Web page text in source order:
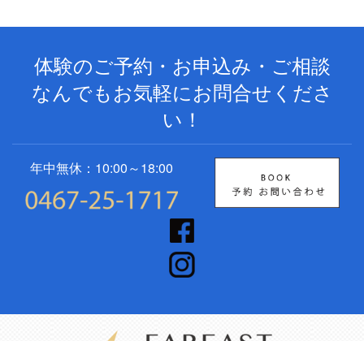
体験のご予約・お申込み・ご相談
なんでもお気軽にお問合せくださ
い！
年中無休：10:00～18:00